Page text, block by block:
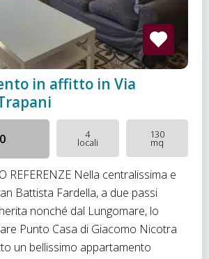
in affitto in Via
4
locali
130
mq
REFERENZE Nella centralissima e
Battista Fardella, a due passi
nonché dal Lungomare, lo
Punto Casa di Giacomo Nicotra
un bellissimo appartamento